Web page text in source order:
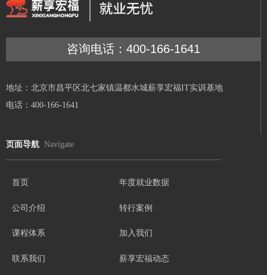
咨询电话：400-166-1641
地址：北京市昌平区北七家镇温都水城薪享宏福IT实训基地
电话：400-166-1641
页面导航 Navigate
首页
公司介绍
课程体系
联系我们
年度就业数据
转行案例
加入我们
薪享宏福动态